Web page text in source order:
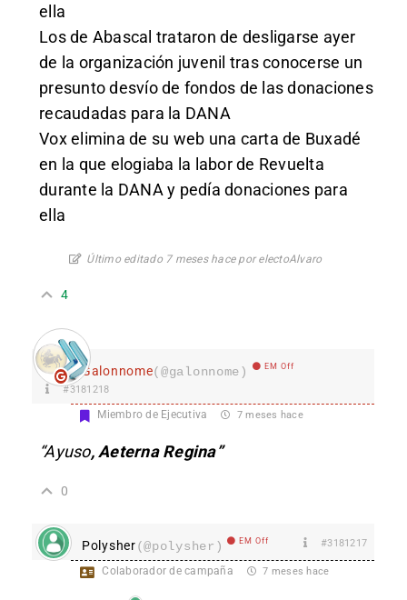
ella
Los de Abascal trataron de desligarse ayer
de la organización juvenil tras conocerse un
presunto desvío de fondos de las donaciones
recaudadas para la DANA
Vox elimina de su web una carta de Buxadé
en la que elogiaba la labor de Revuelta
durante la DANA y pedía donaciones para
ella
Último editado 7 meses hace por electoAlvaro
4
Galonnome(@galonnome) EM Off
#3181218
Miembro de Ejecutiva 7 meses hace
“Ayuso, Aeterna Regina”
0
Polysher(@polysher) EM Off #3181217
Colaborador de campaña 7 meses hace